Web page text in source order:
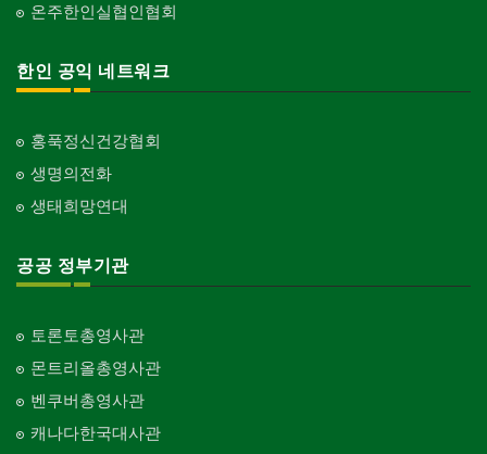
온주한인실협인협회
한인 공익 네트워크
홍푹정신건강협회
생명의전화
생태희망연대
공공 정부기관
토론토총영사관
몬트리올총영사관
벤쿠버총영사관
캐나다한국대사관